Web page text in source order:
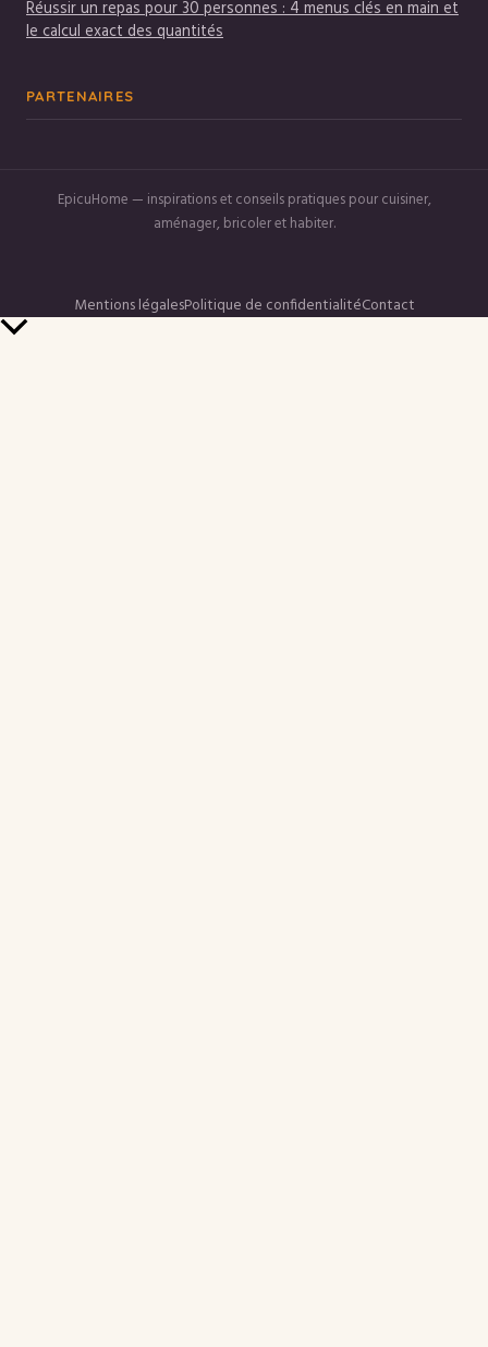
Réussir un repas pour 30 personnes : 4 menus clés en main et
le calcul exact des quantités
PARTENAIRES
EpicuHome — inspirations et conseils pratiques pour cuisiner,
aménager, bricoler et habiter.
Mentions légalesPolitique de confidentialitéContact